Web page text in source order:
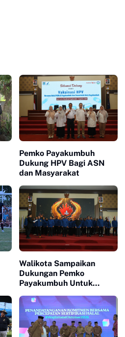
Pemko Payakumbuh
Dukung HPV Bagi ASN
dan Masyarakat
Walikota Sampaikan
Dukungan Pemko
Payakumbuh Untuk
Payakumbuh periode
2026-2030